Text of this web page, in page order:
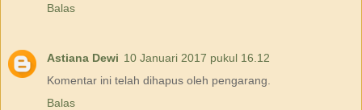
Balas
Astiana Dewi 10 Januari 2017 pukul 16.12
Komentar ini telah dihapus oleh pengarang.
Balas